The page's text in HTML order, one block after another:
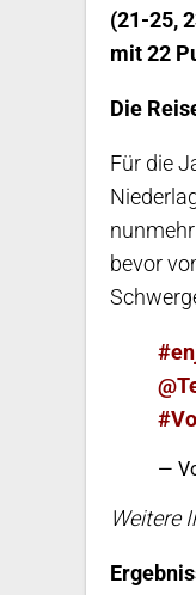
(21-25,
mit 22
Die
Für die
bevor
—
Weitere